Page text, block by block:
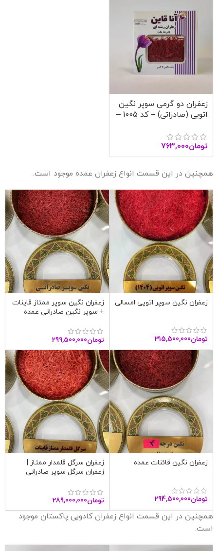
زعفران دو گرمی سوپر نگین
اتویی (صادراتی) – کد 1005 –
تومان763,000
همچنین در این قسمت انواع زعفران عمده موجود است.
زعفران نگین سوپر اتویی امسالی
تومان315,500,000
زعفران نگین سوپر ممتاز قاینات
+ سوپر نگین صادراتی عمده
تومان299,500,000
زعفران نگین قائنات عمده
تومان294,500,000
زعفران سرگل قلمدار ممتاز |
زعفران سرگل سوپر صادراتی
تومان289,000,000
همچنین در این قسمت انواع زعفران کادویی پاکستان موجود
است.